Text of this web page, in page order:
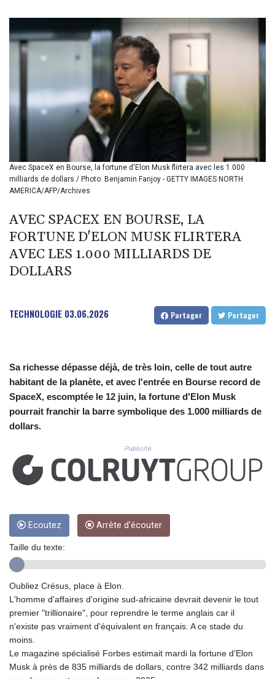
BMD 1.156136
BND 1.477082
BOB 13.69983
BRL 5.876989
BSD 1.152686
BTN 109.688637
BWP 15.558807
BYN 3.432357
BYR 22660.258427
CDF 2615.761404
CHF 0.93588
CNY 7.801146
CNH 7.796152
COP 3633.55485
CVE 110.26363
CZK 24.258158
DZD 152.967099
EGP 57.293288
ERN 17.342035
ETB 186.049588
GBP 0.858527
GEL 3.017966
GGP 0.8566
GMD 84.980421
GNF 10123.874202
GYD 241.157003
HRK 7.536622
HTG 150.718127
HUF 363.096405
ILS 3.468234
IMP 0.8566
Avec SpaceX en Bourse, la fortune d'Elon Musk flirtera avec les 1.000
milliards de dollars / Photo: Benjamin Fanjoy - GETTY IMAGES NORTH
AMERICA/AFP/Archives
AVEC SPACEX EN BOURSE, LA
FORTUNE D'ELON MUSK FLIRTERA
AVEC LES 1.000 MILLIARDS DE
DOLLARS
TECHNOLOGIE 03.06.2026 Partager Partager
Sa richesse dépasse déjà, de très loin, celle de tout autre
habitant de la planète, et avec l'entrée en Bourse record de
SpaceX, escomptée le 12 juin, la fortune d'Elon Musk
pourrait franchir la barre symbolique des 1.000 milliards de
dollars.
Publicité
Ecoutez Arrête d'écouter
Taille du texte:
Oubliez Crésus, place à Elon.
L'homme d'affaires d'origine sud-africaine devrait devenir le tout
premier "trillionaire", pour reprendre le terme anglais car il
n'existe pas vraiment d'équivalent en français. A ce stade du
moins.
Le magazine spécialisé Forbes estimait mardi la fortune d'Elon
Musk à près de 835 milliards de dollars, contre 342 milliards dans